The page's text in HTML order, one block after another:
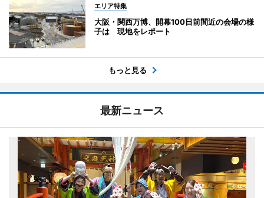
エリア特集
大阪・関西万博、開幕100日前間近の会場の様
子は 現地をレポート
もっと見る
最新ニュース